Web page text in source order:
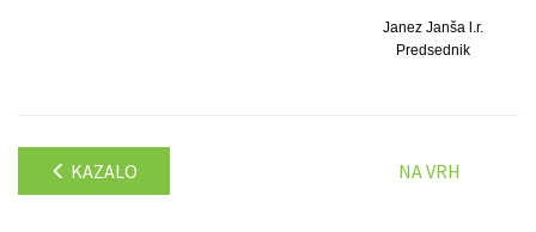
Janez Janša l.r.
Predsednik
KAZALO NA VRH